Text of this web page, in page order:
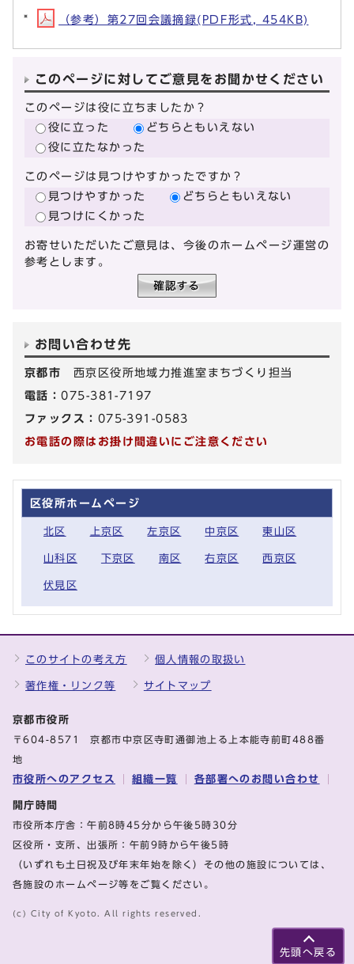
（参考）第27回会議摘録(PDF形式, 454KB)
このページに対してご意見をお聞かせください
このページは役に立ちましたか？
役に立った
どちらともいえない
役に立たなかった
このページは見つけやすかったですか？
見つけやすかった
どちらともいえない
見つけにくかった
お寄せいただいたご意見は、今後のホームページ運営の
参考とします。
お問い合わせ先
京都市 西京区役所地域力推進室まちづくり担当
電話：075-381-7197
ファックス： 075-391-0583
お電話の際はお掛け間違いにご注意ください
区役所ホームページ
北区 上京区 左京区 中京区 東山区
山科区 下京区 南区 右京区 西京区
伏見区
先頭へ戻る
このサイトの考え方 個人情報の取扱い
著作権・リンク等 サイトマップ
京都市役所
〒604-8571 京都市中京区寺町通御池上る上本能寺前町488番
地
市役所へのアクセス 組織一覧 各部署へのお問い合わせ
開庁時間
市役所本庁舎：午前8時45分から午後5時30分
区役所・支所、出張所：午前9時から午後5時
（いずれも土日祝及び年末年始を除く）その他の施設については、
各施設のホームページ等をご覧ください。
(c) City of Kyoto. All rights reserved.